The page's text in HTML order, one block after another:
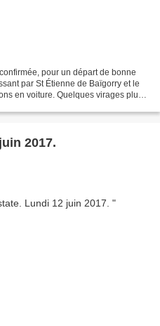
pour un départ de bonne
par St Étienne de Baïgorry et le
en voiture. Quelques virages plus
2017.